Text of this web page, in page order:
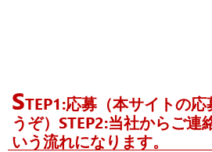
STEP1:応募（本サイトの
うぞ）STEP2:当社からご
いう流れになります。